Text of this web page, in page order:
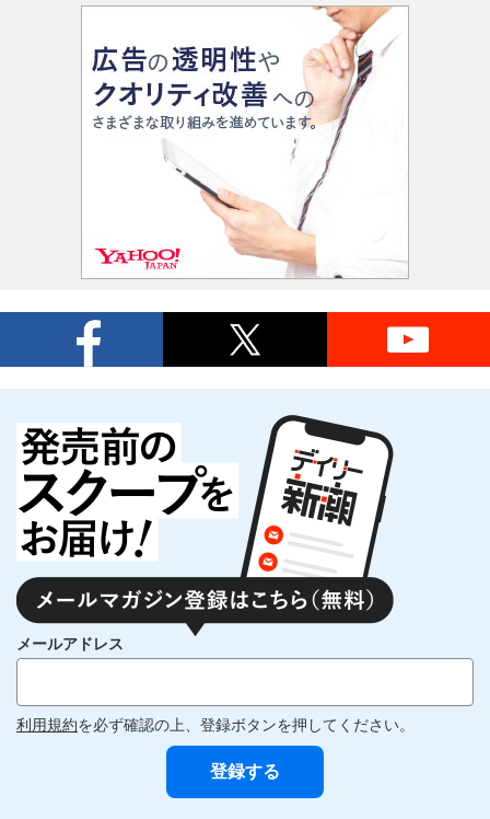
メールアドレス
利用規約を必ず確認の上、登録ボタンを押してください。